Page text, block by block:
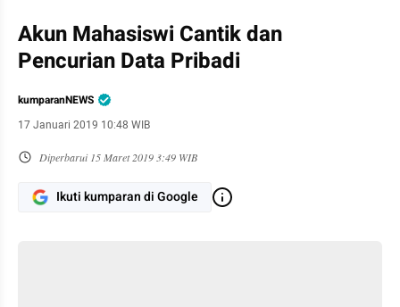
Akun Mahasiswi Cantik dan
Pencurian Data Pribadi
kumparanNEWS
17 Januari 2019 10:48 WIB
Diperbarui 15 Maret 2019 3:49 WIB
Ikuti kumparan di Google